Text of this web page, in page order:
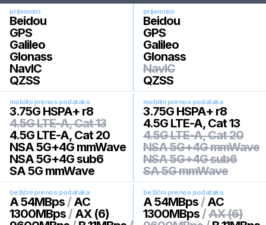
prijemnici
Beidou
GPS
Galileo
Glonass
NavIC
QZSS
prijemnici
Beidou
GPS
Galileo
Glonass
NavIC
QZSS
mobilni prenos podataka
3.75G HSPA+ r8
4.5G LTE-A, Cat 13
4.5G LTE-A, Cat 20
NSA 5G+4G mmWave
NSA 5G+4G sub6
SA 5G mmWave
mobilni prenos podataka
3.75G HSPA+ r8
4.5G LTE-A, Cat 13
4.5G LTE-A, Cat 20
NSA 5G+4G mmWave
NSA 5G+4G sub6
SA 5G mmWave
bežični prenos podataka
A 54MBps / AC
1300MBps / AX (6)
bežični prenos podataka
A 54MBps / AC
1300MBps /AX (6)